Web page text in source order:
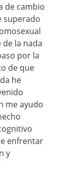
de cambio
superado
de la nada
por la
de que
he
me ayudo
enfrentar
y